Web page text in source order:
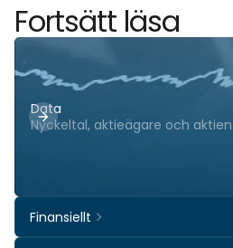
Fortsätt läsa
Data
Nyckeltal, aktieägare och aktien
Finansiellt